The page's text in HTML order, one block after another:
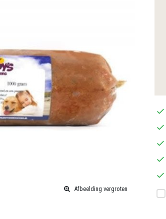
Afbeelding vergroten